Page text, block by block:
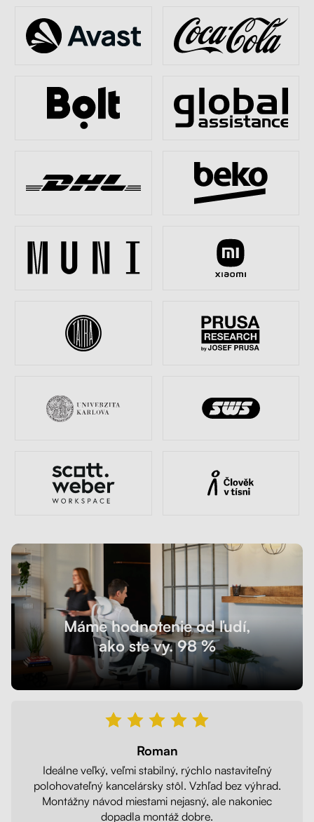
Máme hodnotenie od ľudí,
ako ste vy. 98 %
Roman
Ideálne veľký, veľmi stabilný, rýchlo nastaviteľný
polohovateľný kancelársky stôl. Vzhľad bez výhrad.
Montážny návod miestami nejasný, ale nakoniec
dopadla montáž dobre.